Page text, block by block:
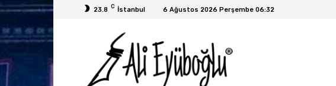
23.8 C İstanbul 6 Ağustos 2026 Perşembe 06:32